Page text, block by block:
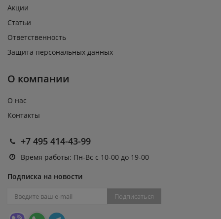
Акции
Статьи
Ответственность
Защита персональных данных
О компании
О нас
Контакты
+7 495 414-43-99
Время работы: Пн-Вс с 10-00 до 19-00
Подписка на новости
Подписаться